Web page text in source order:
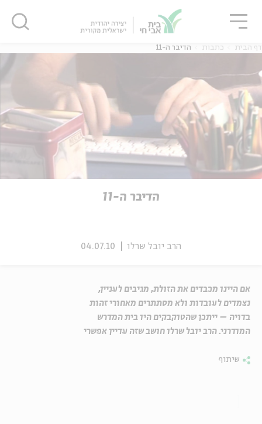
דף הבית כתבות הדיבר ה-11
הדיבר ה-11
הרב יובל שרלו 04.07.10
אם היינו מכבדים את הזולת, מגיבים לעניין,
נצמדים לעובדות ולא מסתתרים מאחורי זהות
בדויה – ייתכן שהטוקבקים היו בית המדרש
המודרני. הרב יובל שרלו חושב שזה עדיין אפשרי
שיתוף
סגור